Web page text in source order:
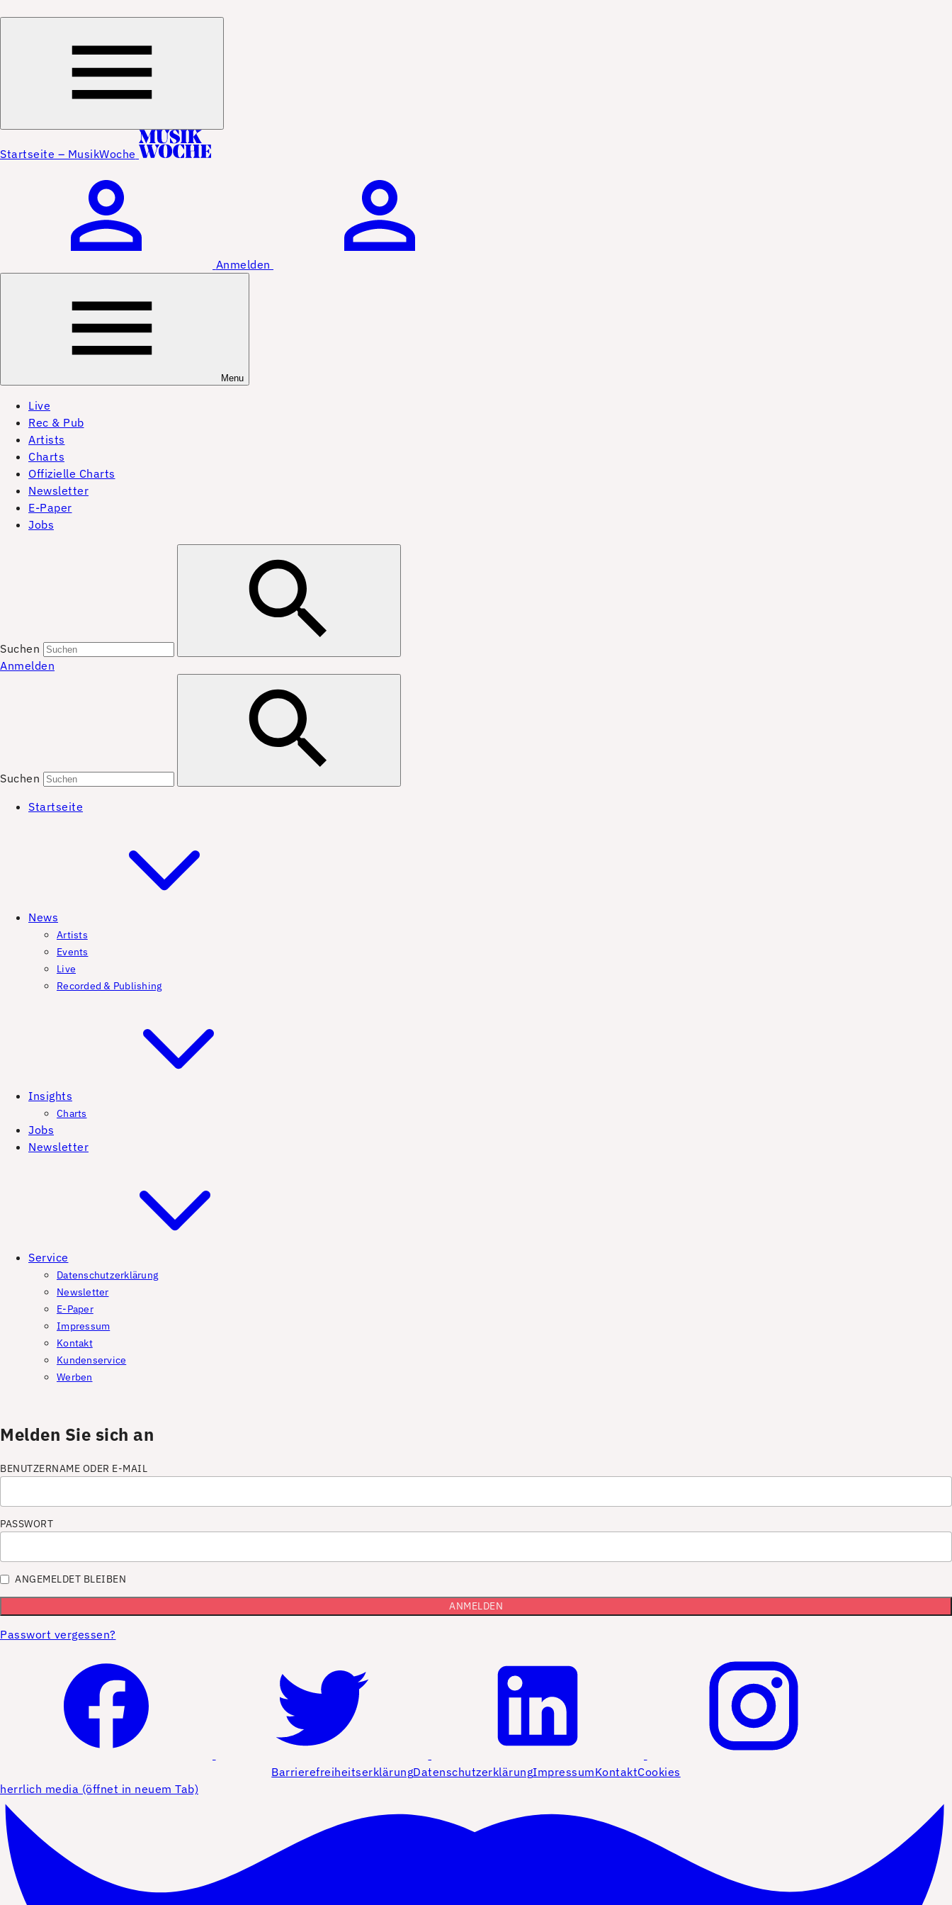
Startseite – MusikWoche
Anmelden
Menu
Live
Rec & Pub
Artists
Charts
Offizielle Charts
Newsletter
E-Paper
Jobs
Suchen
Anmelden
Suchen
Startseite
News
Artists
Events
Live
Recorded & Publishing
Insights
Charts
Jobs
Newsletter
Service
Datenschutzerklärung
Newsletter
E-Paper
Impressum
Kontakt
Kundenservice
Werben
Melden Sie sich an
BENUTZERNAME ODER E-MAIL
PASSWORT
ANGEMELDET BLEIBEN
Passwort vergessen?
BarrierefreiheitserklärungDatenschutzerklärungImpressumKontaktCookies
herrlich media (öffnet in neuem Tab)